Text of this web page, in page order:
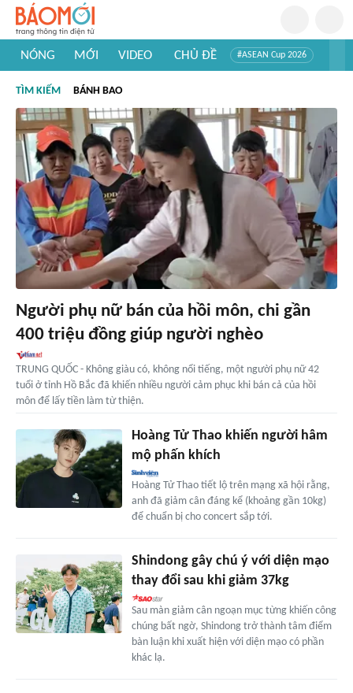
NÓNG MỚI VIDEO CHỦ ĐỀ #ASEAN Cup 2026
#Khám phá thế giới
TÌM KIẾM BÁNH BAO
Người phụ nữ bán của hồi môn, chi gần
400 triệu đồng giúp người nghèo
TRUNG QUỐC - Không giàu có, không nổi tiếng, một người phụ nữ 42
tuổi ở tỉnh Hồ Bắc đã khiến nhiều người cảm phục khi bán cả của hồi
môn để lấy tiền làm từ thiện.
Hoàng Tử Thao khiến người hâm
mộ phấn khích
Hoàng Tử Thao tiết lộ trên mạng xã hội rằng,
anh đã giảm cân đáng kể (khoảng gần 10kg)
để chuẩn bị cho concert sắp tới.
Shindong gây chú ý với diện mạo
thay đổi sau khi giảm 37kg
Sau màn giảm cân ngoạn mục từng khiến công
chúng bất ngờ, Shindong trở thành tâm điểm
bàn luận khi xuất hiện với diện mạo có phần
khác lạ.